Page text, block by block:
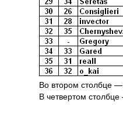
Во втором столбце
В четвертом